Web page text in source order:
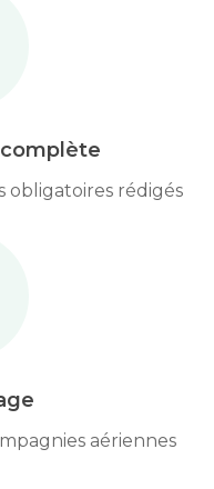
obligatoires rédigés
aériennes